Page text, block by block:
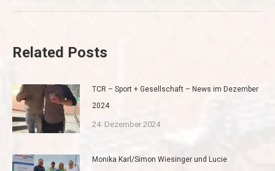
Related Posts
TCR – Sport + Gesellschaft – News im Dezember
2024
24. Dezember 2024
Monika Karl/Simon Wiesinger und Lucie